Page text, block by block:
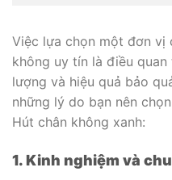
Việc lựa chọn một đơn vị
không uy tín là điều
lượng và hiệu quả bảo
những lý do bạn nên
Hút chân không xanh:
1. Kinh nghiệm và